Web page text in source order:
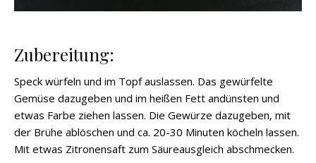
Zubereitung:
Speck würfeln und im Topf auslassen. Das gewürfelte
Gemüse dazugeben und im heißen Fett andünsten und
etwas Farbe ziehen lassen. Die Gewürze dazugeben, mit
der Brühe ablöschen und ca. 20-30 Minuten köcheln lassen.
Mit etwas Zitronensaft zum Säureausgleich abschmecken.